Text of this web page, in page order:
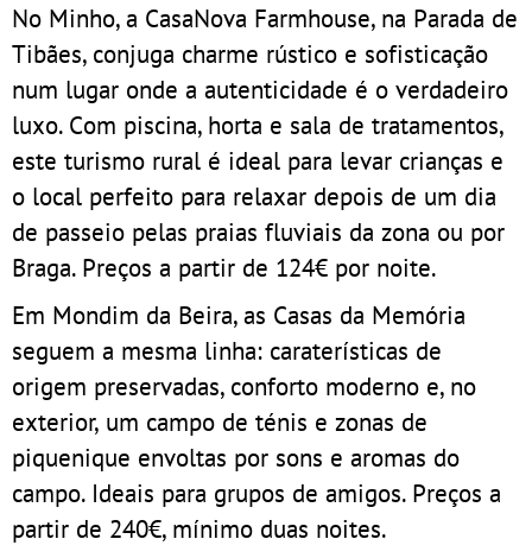
No Minho, a CasaNova Farmhouse, na Parada de
Tibães, conjuga charme rústico e sofisticação
num lugar onde a autenticidade é o verdadeiro
luxo. Com piscina, horta e sala de tratamentos,
este turismo rural é ideal para levar crianças e
o local perfeito para relaxar depois de um dia
de passeio pelas praias fluviais da zona ou por
Braga. Preços a partir de 124€ por noite.
Em Mondim da Beira, as Casas da Memória
seguem a mesma linha: caraterísticas de
origem preservadas, conforto moderno e, no
exterior, um campo de ténis e zonas de
piquenique envoltas por sons e aromas do
campo. Ideais para grupos de amigos. Preços a
partir de 240€, mínimo duas noites.